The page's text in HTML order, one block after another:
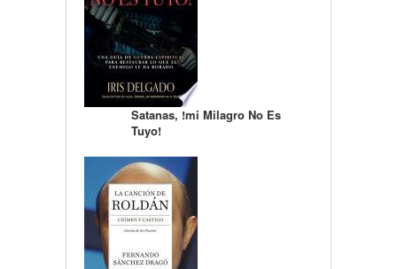
Satanas, !mi Milagro No Es
Tuyo!